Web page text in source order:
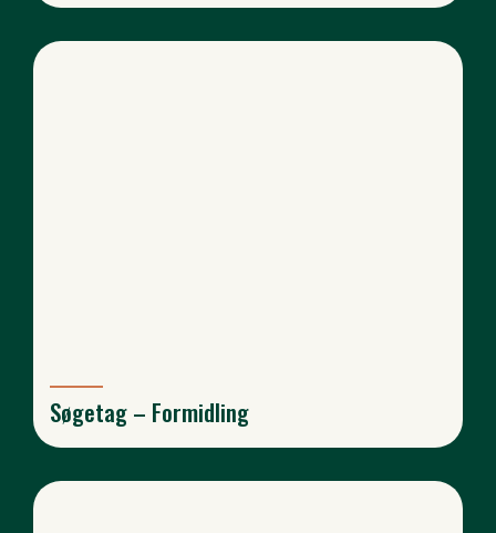
Søgetag – Formidling